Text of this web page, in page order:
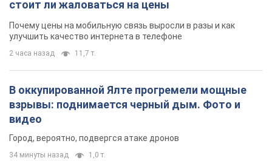
стоит ли жаловаться на цены
Почему цены на мобильную связь выросли в разы и как
улучшить качество интернета в телефоне
2 часа назад 11,7 т.
В оккупированной Ялте прогремели мощные
взрывы: поднимается черный дым. Фото и
видео
Город, вероятно, подвергся атаке дронов
34 минуты назад 1,0 т.